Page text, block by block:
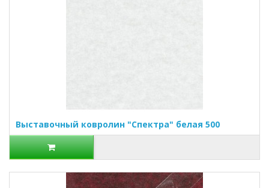
Выставочный ковролин "Спектра" белая 500